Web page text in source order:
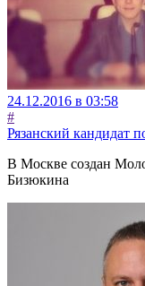
24.12.2016 в 03:58
#
Рязанский кандидат
В Москве создан
Бизюкина